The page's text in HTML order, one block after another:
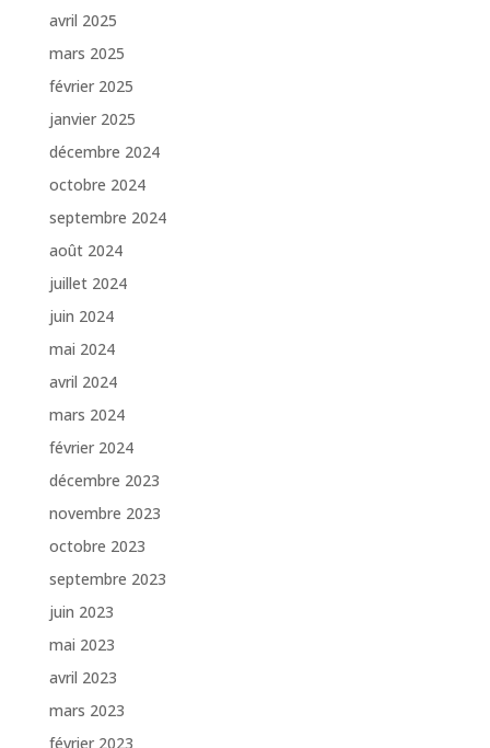
avril 2025
mars 2025
février 2025
janvier 2025
décembre 2024
octobre 2024
septembre 2024
août 2024
juillet 2024
juin 2024
mai 2024
avril 2024
mars 2024
février 2024
décembre 2023
novembre 2023
octobre 2023
septembre 2023
juin 2023
mai 2023
avril 2023
mars 2023
février 2023